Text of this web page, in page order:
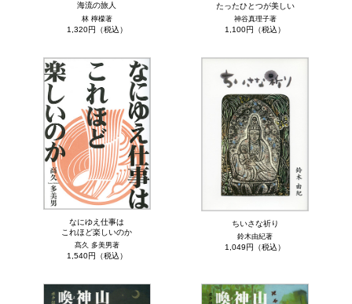
海流の旅人
林 檸檬著
1,320円（税込）
たったひとつが美しい
神谷真理子著
1,100円（税込）
なにゆえ仕事は
これほど楽しいのか
髙久 多美男著
1,540円（税込）
ちいさな祈り
鈴木由紀著
1,049円（税込）